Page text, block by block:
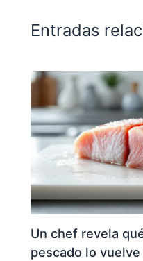
Entradas
Un chef revela
pescado lo